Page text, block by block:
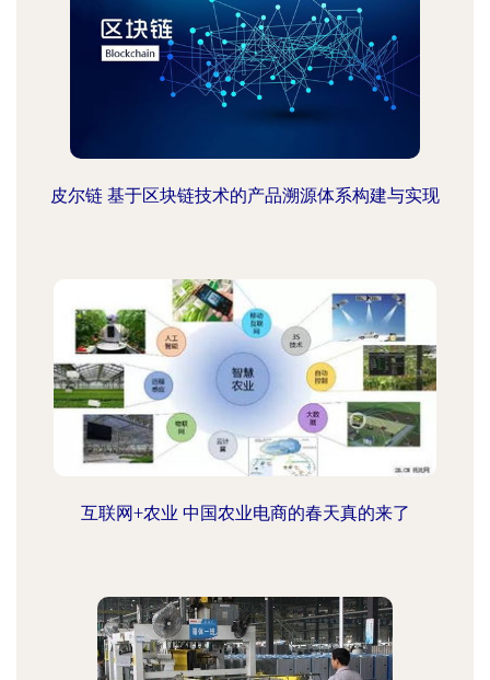
皮尔链 基于区块链技术的产品溯源体系构建与实现
互联网+农业 中国农业电商的春天真的来了